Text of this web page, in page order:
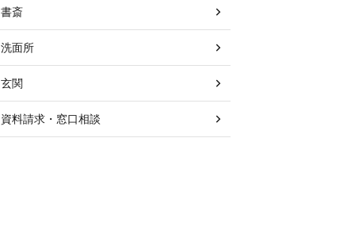
書斎
洗面所
玄関
資料請求・窓口相談